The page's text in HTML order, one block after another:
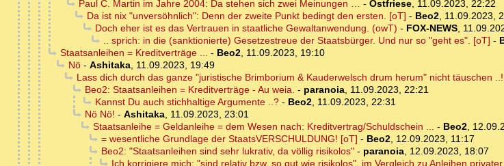
Paul C. Martin im Jahre 2004: Da stehen sich zwei Meinungen … - Ostfriese, 11.09.2023, 22:22
Da ist nix "unversöhnlich": Denn der zweite Punkt bedingt den ersten. [oT] - Beo2, 11.09.2023,
Doch eher ist es das Vertrauen in staatliche Gewaltanwendung. (owT) - FOX-NEWS,
.. sprich: in die (sanktionierte) Gesetzestreue der Staatsbürger. Und nur so "geht es". [oT] -
Staatsanleihen = Kreditverträge ... - Beo2, 11.09.2023, 19:10
Nö- Ashitaka, 11.09.2023, 19:49
Lass dich durch das ganze "juristische Brimborium & Kauderwelsch drum herum" nicht täuschen
Beo2: Staatsanleihen = Kreditverträge - Au weia. - paranoia, 11.09.2023, 22:21
Kannst Du auch stichhaltige Argumente ..?- Beo2, 11.09.2023, 22:31
Nö Nö! - Ashitaka, 11.09.2023, 23:01
Staatsanleihe = Geldanleihe = dem Wesen nach: Kreditvertrag/Schuldschein ... - Beo2,
= wesentliche Grundlage der StaatsVERSCHULDUNG! [oT] - Beo2, 12.09.2023, 11:17
Beo2: "Staatsanleihen sind sehr lukrativ, da völlig risikolos"- paranoia, 12.09.2023, 18:07
Ich korrigiere mich: "sind relativ bzw. so gut wie risikolos", im Vergleich zu Anleihen